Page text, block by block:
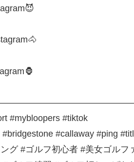
#mybloopers #tiktok
#callaway #ping
グ #ゴルフ初心者 #美女ゴル